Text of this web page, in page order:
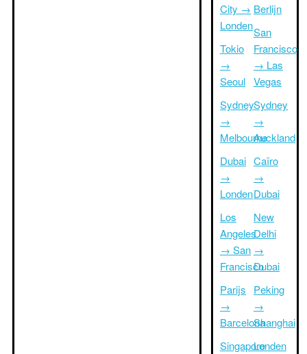
City →
Londen
Tokio
→
Seoul
Sydney
→
Melbourne
Dubai
→
Londen
Los
Angeles
→ San
Francisco
Parijs
→
Barcelona
Singapore
Berlijn
San
Francisco
→ Las
Vegas
Sydney
→
Auckland
Caïro
→
Dubai
New
Delhi
→
Dubai
Peking
→
Shanghai
Londen